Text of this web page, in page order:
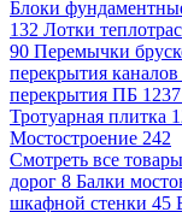
Блоки
132 Лотки
90 Перемычки
перекрытия
перекрытия ПБ 1237
Тротуарная плитка
Мостостроение 242
Смотреть все товары
дорог 8 Балки
шкафной стенки 45